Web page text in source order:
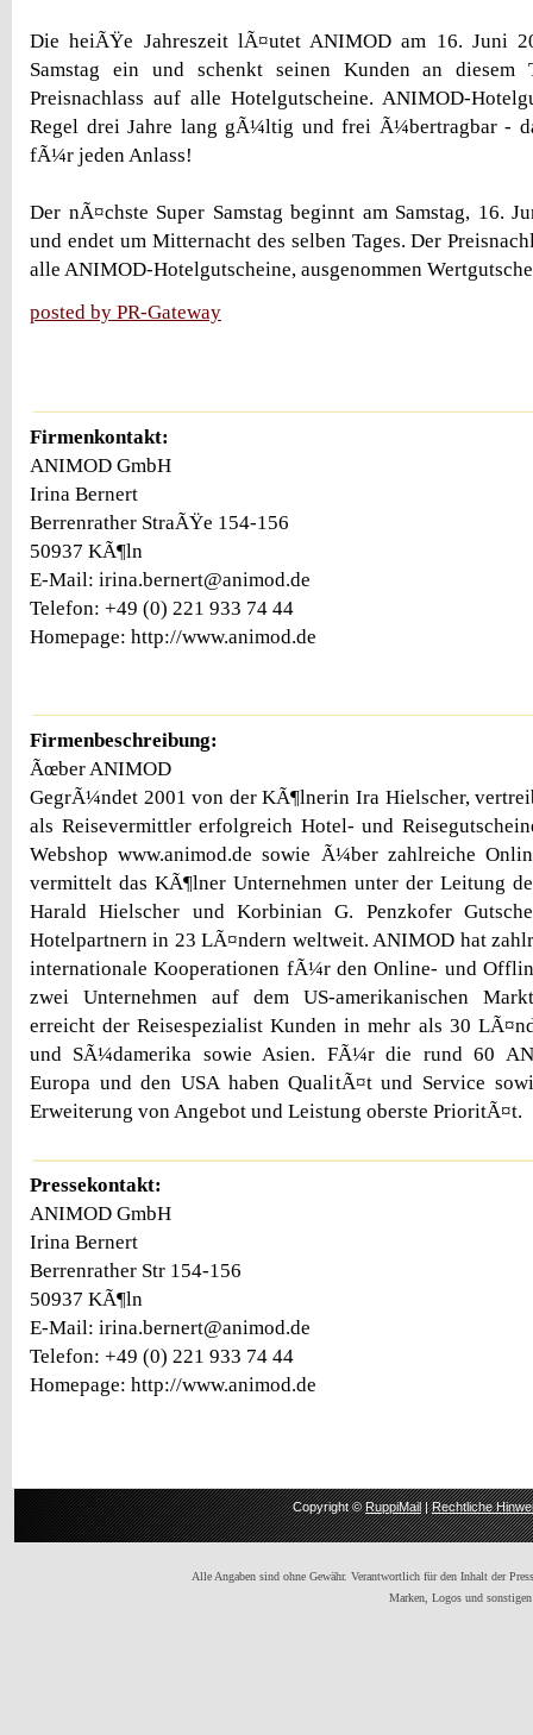
Die heiÃŸe Jahreszeit lÃ¤utet ANIMOD am 16. Juni
Samstag ein und schenkt seinen Kunden an diesem
Preisnachlass auf alle Hotelgutscheine. ANIMOD-
Regel drei Jahre lang gÃ¼ltig und frei Ã¼bertragbar -
fÃ¼r jeden Anlass!
Der nÃ¤chste Super Samstag beginnt am Samstag, 16.
und endet um Mitternacht des selben Tages. Der
alle ANIMOD-Hotelgutscheine, ausgenommen
posted by PR-Gateway
Firmenkontakt:
ANIMOD GmbH
Irina Bernert
Berrenrather StraÃŸe 154-156
50937 KÃ¶ln
E-Mail: irina.bernert@animod.de
Telefon: +49 (0) 221 933 74 44
Homepage: http://www.animod.de
Firmenbeschreibung:
Ãœber ANIMOD
GegrÃ¼ndet 2001 von der KÃ¶lnerin Ira Hielscher,
als Reisevermittler erfolgreich Hotel- und
Webshop www.animod.de sowie Ã¼ber zahlreiche
vermittelt das KÃ¶lner Unternehmen unter der Leitung
Harald Hielscher und Korbinian G. Penzkofer
Hotelpartnern in 23 LÃ¤ndern weltweit. ANIMOD hat
internationale Kooperationen fÃ¼r den Online- und
zwei Unternehmen auf dem US-amerikanischen
erreicht der Reisespezialist Kunden in mehr als 30
und SÃ¼damerika sowie Asien. FÃ¼r die rund 60
Europa und den USA haben QualitÃ¤t und Service
Erweiterung von Angebot und Leistung oberste PrioritÃ¤t.
Pressekontakt:
ANIMOD GmbH
Irina Bernert
Berrenrather Str 154-156
50937 KÃ¶ln
E-Mail: irina.bernert@animod.de
Telefon: +49 (0) 221 933 74 44
Homepage: http://www.animod.de
Copyright ©RuppiMail|Rechtliche
Alle Angaben sind ohne Gewähr. Verantwortlich für den Inhalt der
Marken, Logos und